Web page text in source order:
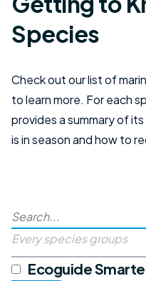
Species
Check out our list of
to learn more. For each
provides a summary of
is in season and how to
Every species groups
Ecoguide